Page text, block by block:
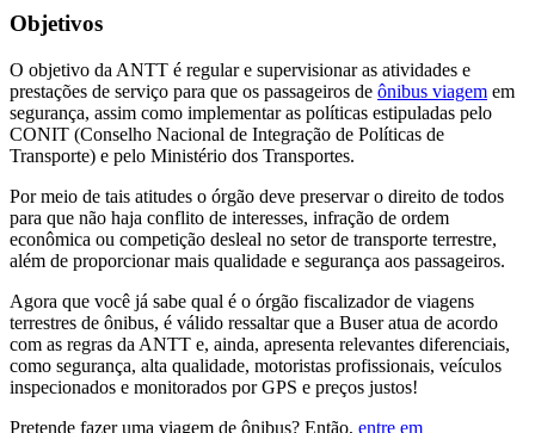
Objetivos
O objetivo da ANTT é regular e supervisionar as atividades e
prestações de serviço para que os passageiros de ônibus viagem em
segurança, assim como implementar as políticas estipuladas pelo
CONIT (Conselho Nacional de Integração de Políticas de
Transporte) e pelo Ministério dos Transportes.
Por meio de tais atitudes o órgão deve preservar o direito de todos
para que não haja conflito de interesses, infração de ordem
econômica ou competição desleal no setor de transporte terrestre,
além de proporcionar mais qualidade e segurança aos passageiros.
Agora que você já sabe qual é o órgão fiscalizador de viagens
terrestres de ônibus, é válido ressaltar que a Buser atua de acordo
com as regras da ANTT e, ainda, apresenta relevantes diferenciais,
como segurança, alta qualidade, motoristas profissionais, veículos
inspecionados e monitorados por GPS e preços justos!
Pretende fazer uma viagem de ônibus? Então, entre em